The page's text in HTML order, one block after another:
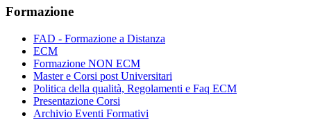
Formazione
FAD - Formazione a Distanza
ECM
Formazione NON ECM
Master e Corsi post Universitari
Politica della qualità, Regolamenti e Faq ECM
Presentazione Corsi
Archivio Eventi Formativi